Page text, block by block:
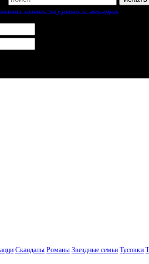
Скандалы Романы Звездные семьи Тусовки